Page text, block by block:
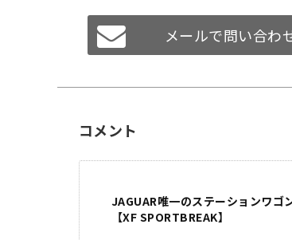
メールで問い合わ
コメント
JAGUAR唯一のステーションワゴ
【XF SPORTBREAK】